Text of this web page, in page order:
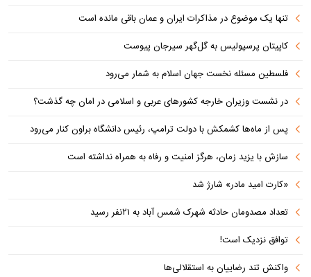
تنها یک موضوع در مذاکرات ایران و عمان باقی مانده است
کاپیتان پرسپولیس به گل‌گهر سیرجان پیوست
فلسطین مسئله نخست جهان اسلام به شمار می‌رود
در نشست وزیران خارجه کشورهای عربی و اسلامی در امان چه گذشت؟
پس از ماه‌ها کشمکش با دولت ترامپ، رئیس دانشگاه براون کنار می‌رود
سازش با یزید زمان، هرگز امنیت و رفاه به همراه نداشته است
«کارت امید مادر» شارژ شد
تعداد مصدومان حادثه شهرک شمس آباد به ۲۱نفر رسید
توافق نزدیک است!
واکنش تند رضاییان به استقلالی‌ها